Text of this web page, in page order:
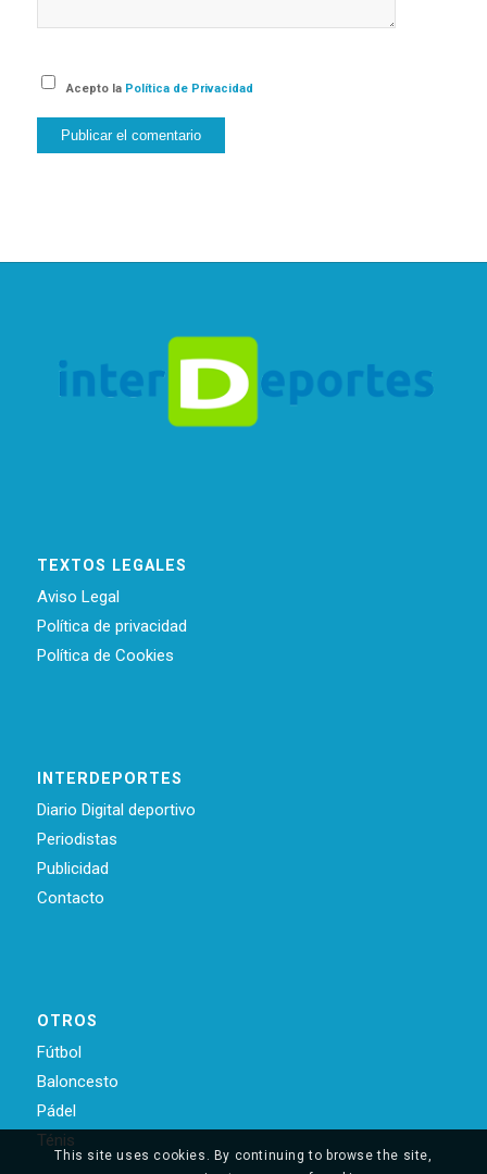
Acepto la Política de Privacidad
TEXTOS LEGALES
Aviso Legal
Política de privacidad
Política de Cookies
INTERDEPORTES
Diario Digital deportivo
Periodistas
Publicidad
Contacto
OTROS
Fútbol
Baloncesto
Pádel
Ténis
This site uses cookies. By continuing to browse the site,